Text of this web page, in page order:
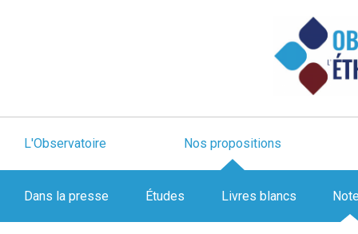
L'Observatoire Nos propositions
Dans la presse Études Livres blancs